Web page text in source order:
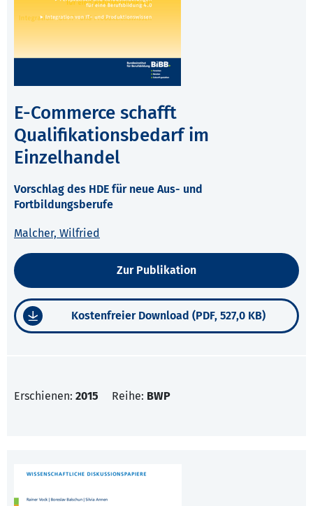
E-Commerce schafft
Qualifikationsbedarf im
Einzelhandel
Vorschlag des HDE für neue Aus- und
Fortbildungsberufe
Malcher, Wilfried
Zur Publikation
Kostenfreier Download (PDF, 527,0 KB)
Erschienen: 2015 Reihe: BWP